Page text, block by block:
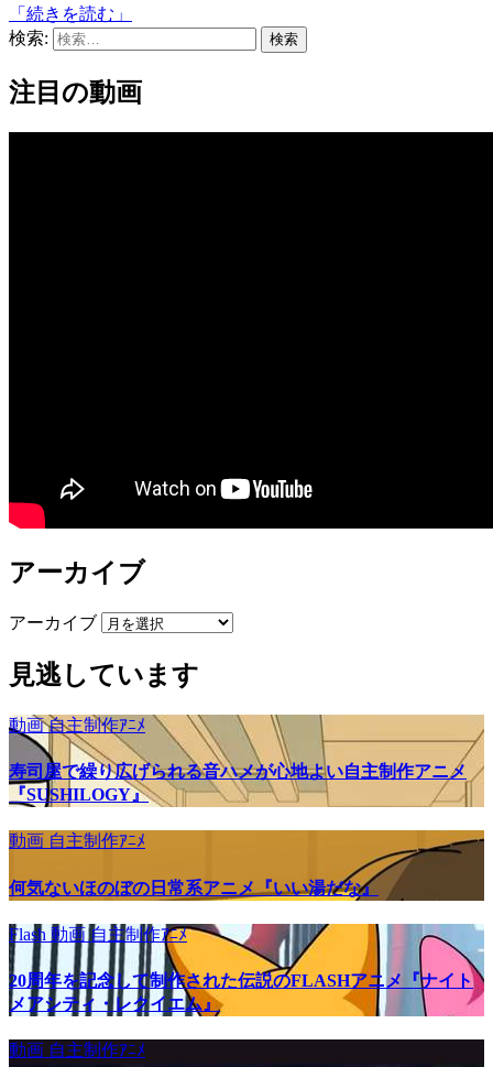
「続きを読む」
検索:
注目の動画
アーカイブ
アーカイブ
見逃しています
動画自主制作ｱﾆﾒ
寿司屋で繰り広げられる音ハメが心地よい自主制作アニメ
『SUSHILOGY』
動画 自主制作ｱﾆﾒ
何気ないほのぼの日常系アニメ『いい湯だな』
Flash 動画自主制作ｱﾆﾒ
20周年を記念して制作された伝説のFLASHアニメ『ナイト
メアシティ・レクイエム』
動画 自主制作ｱﾆﾒ